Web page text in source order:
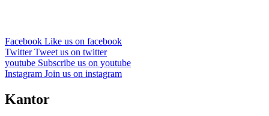
Facebook Like us on facebook
TwitterTweet us on twitter
youtube Subscribe us on youtube
Instagram Join us on instagram
Kantor